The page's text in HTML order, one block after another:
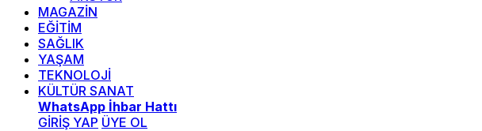
MAGAZİN
EĞİTİM
SAĞLIK
YAŞAM
TEKNOLOJİ
KÜLTÜR SANAT
WhatsApp İhbar Hattı
GİRİŞ YAP ÜYE OL